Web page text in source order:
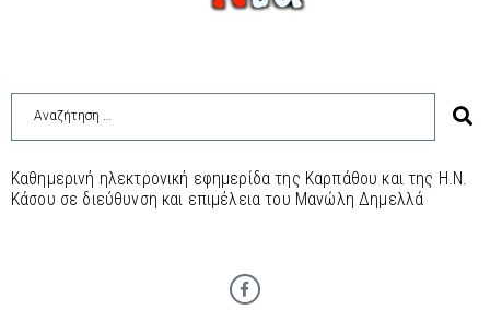
Καθημερινή ηλεκτρονική εφημερίδα της Καρπάθου και της Η.Ν.
Κάσου σε διεύθυνση και επιμέλεια του Μανώλη Δημελλά